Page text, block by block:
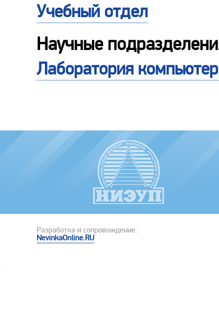
Учебный отдел
Научные
Лаборатория
Разработка и сопровождение:
NevinkaOnline.RU